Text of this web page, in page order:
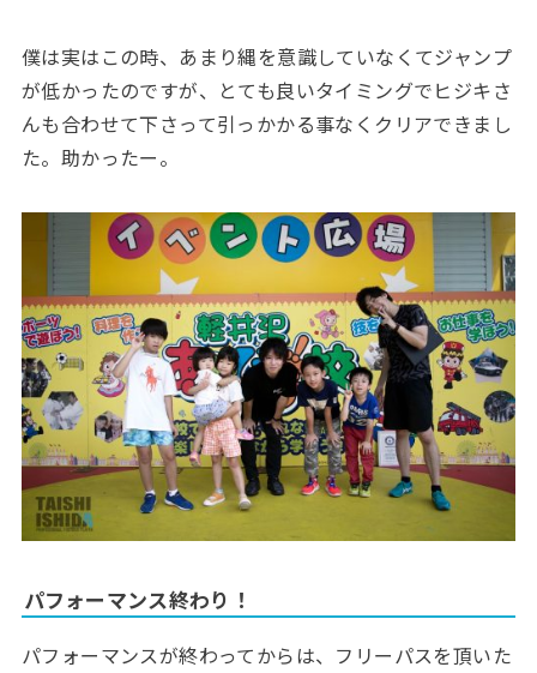
僕は実はこの時、あまり縄を意識していなくてジャンプ
が低かったのですが、とても良いタイミングでヒジキさ
んも合わせて下さって引っかかる事なくクリアできまし
た。助かったー。
​パフォーマンス終わり！
パフォーマンスが終わってからは、フリーパスを頂いた